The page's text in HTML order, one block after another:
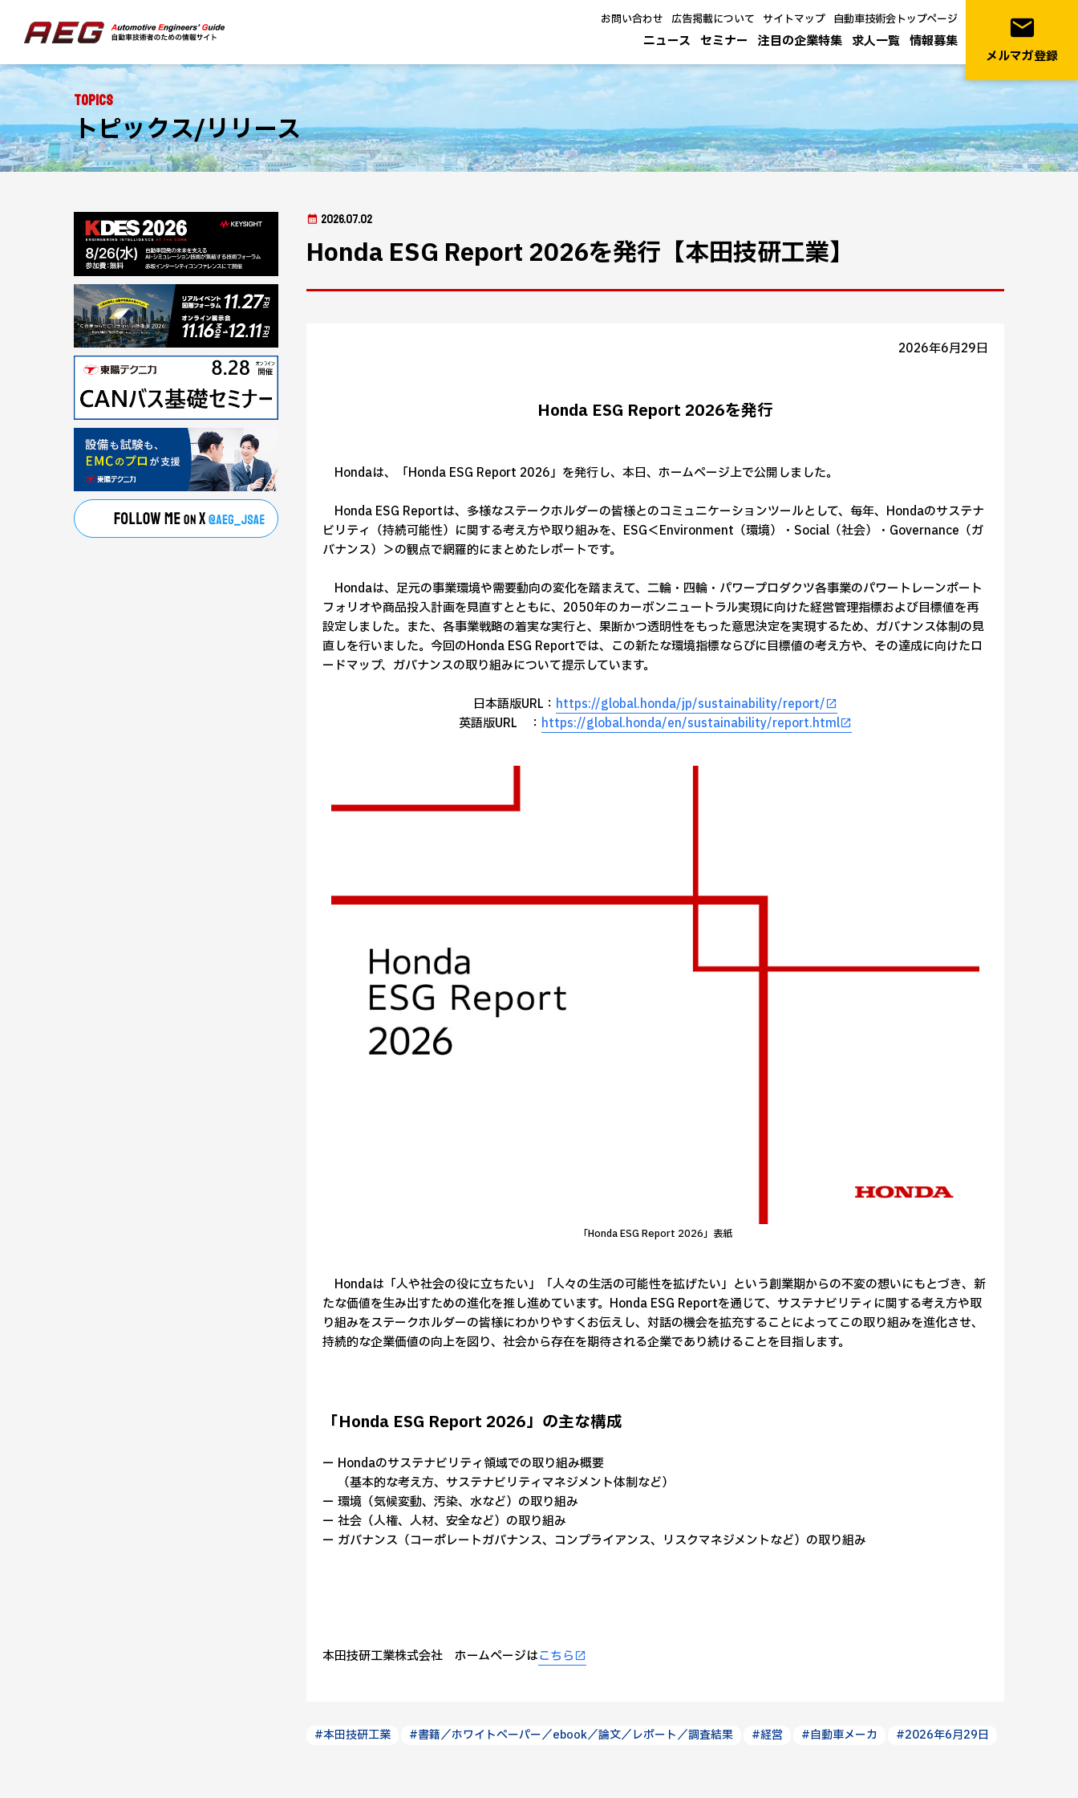
ニュース セミナー 注目の企業特集 求人一覧 情報募集
お問い合わせ 広告掲載について サイトマップ 自動車技術会トップページ email
メルマガ登録
Topics
トピックス/リリース
2026.07.02
Honda ESG Report 2026を発行【本田技研工業】
2026年6月29日
Honda ESG Report 2026を発行
Hondaは、「Honda ESG Report 2026」を発行し、本日、ホームページ上で公開しました。
Honda ESG Reportは、多様なステークホルダーの皆様とのコミュニケーションツールとして、毎年、Hondaのサステナ
ビリティ（持続可能性）に関する考え方や取り組みを、ESG＜Environment（環境）・Social（社会）・Governance（ガ
バナンス）＞の観点で網羅的にまとめたレポートです。
Hondaは、足元の事業環境や需要動向の変化を踏まえて、二輪・四輪・パワープロダクツ各事業のパワートレーンポート
フォリオや商品投入計画を見直すとともに、2050年のカーボンニュートラル実現に向けた経営管理指標および目標値を再
設定しました。また、各事業戦略の着実な実行と、果断かつ透明性をもった意思決定を実現するため、ガバナンス体制の見
直しを行いました。今回のHonda ESG Reportでは、この新たな環境指標ならびに目標値の考え方や、その達成に向けたロ
ードマップ、ガバナンスの取り組みについて提示しています。
日本語版URL： https://global.honda/jp/sustainability/report/
英語版URL ： https://global.honda/en/sustainability/report.html
「Honda ESG Report 2026」表紙
Hondaは「人や社会の役に立ちたい」「人々の生活の可能性を拡げたい」という創業期からの不変の想いにもとづき、新
たな価値を生み出すための進化を推し進めています。Honda ESG Reportを通じて、サステナビリティに関する考え方や取
り組みをステークホルダーの皆様にわかりやすくお伝えし、対話の機会を拡充することによってこの取り組みを進化させ、
持続的な企業価値の向上を図り、社会から存在を期待される企業であり続けることを目指します。
「Honda ESG Report 2026」の主な構成
ー Hondaのサステナビリティ領域での取り組み概要
（基本的な考え方、サステナビリティマネジメント体制など）
ー 環境（気候変動、汚染、水など）の取り組み
ー 社会（人権、人材、安全など）の取り組み
ー ガバナンス（コーポレートガバナンス、コンプライアンス、リスクマネジメントなど）の取り組み
本田技研工業株式会社 ホームページはこちら
#本田技研工業 #書籍／ホワイトペーパー／ebook／論文／レポート／調査結果 #経営 #自動車メーカ #2026年6月29日